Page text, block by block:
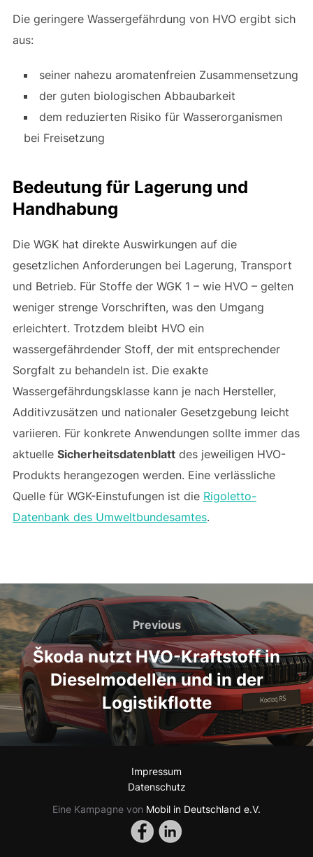
Die geringere Wassergefährdung von HVO ergibt sich
aus:
seiner nahezu aromatenfreien Zusammensetzung
der guten biologischen Abbaubarkeit
dem reduzierten Risiko für Wasserorganismen
bei Freisetzung
Bedeutung für Lagerung und
Handhabung
Die WGK hat direkte Auswirkungen auf die
gesetzlichen Anforderungen bei Lagerung, Transport
und Betrieb. Für Stoffe der WGK 1 – wie HVO – gelten
weniger strenge Vorschriften, was den Umgang
erleichtert. Trotzdem bleibt HVO ein
wassergefährdender Stoff, der mit entsprechender
Sorgfalt zu behandeln ist. Die exakte
Wassergefährdungsklasse kann je nach Hersteller,
Additivzusätzen und nationaler Gesetzgebung leicht
variieren. Für konkrete Anwendungen sollte immer das
aktuelle Sicherheitsdatenblattdes jeweiligen HVO-
Produkts herangezogen werden. Eine verlässliche
Quelle für WGK-Einstufungen ist die Rigoletto-
Datenbank des Umweltbundesamtes.
Beitragsnavigation
Previous
Previous
Škoda nutzt HVO-Kraftstoff in
Dieselmodellen und in der
Logistikflotte
Impressum
Datenschutz
Eine Kampagne von Mobil in Deutschland e.V.